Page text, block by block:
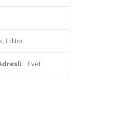
Editör
Evet